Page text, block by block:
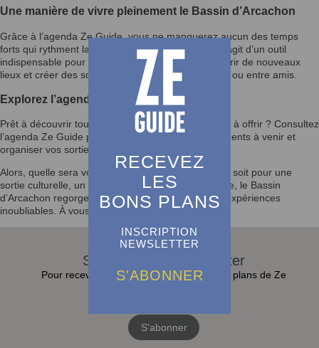
RECEVEZ
LES
BONS PLANS
INSCRIPTION
NEWSLETTER
S'ABONNER
Une manière de vivre pleinement le Bassin d’Arcachon
Grâce à l’agenda Ze Guide, vous ne manquerez aucun des temps
forts qui rythment la vie du Bassin d’Arcachon. Il s’agit d’un outil
indispensable pour enrichir votre quotidien, découvrir de nouveaux
lieux et créer des souvenirs mémorables en famille ou entre amis.
Explorez l’agenda et laissez-vous inspirer
Prêt à découvrir tout ce que le Bassin d’Arcachon a à offrir ? Consultez
l’agenda Ze Guide pour rester informé des événements à venir et
organiser vos sorties selon vos envies.
Alors, quelle sera votre prochaine activité ? Que ce soit pour une
sortie culturelle, un festival ou un moment en famille, le Bassin
d’Arcachon regorge d’opportunités pour vivre des expériences
inoubliables. À vous de jouer !
S'abonner à la Newsletter
Pour recevoir toutes les actualités et bons plans de Ze
S'abonner